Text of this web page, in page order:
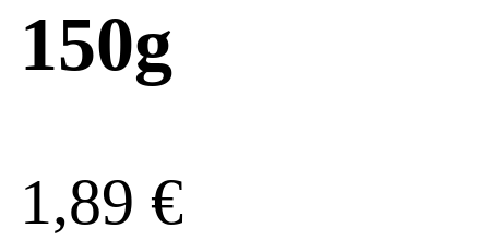
150g
1,89 €